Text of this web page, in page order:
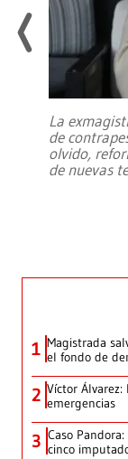
La
de
olvido,
de nuevas
1 Magistrada
el fondo de
2 Víctor
emergencias
3 Caso
cinco